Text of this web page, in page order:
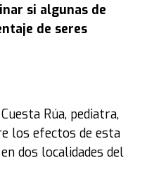
si algunas de
de seres
Rúa, pediatra,
los efectos de esta
dos localidades del